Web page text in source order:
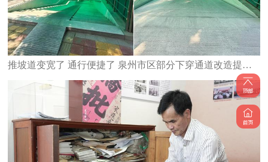
推坡道变宽了 通行便捷了 泉州市区部分下穿通道改造提升完工